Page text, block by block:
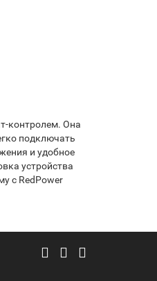
контролем. Она
подключать
и удобное
устройства
с RedPower